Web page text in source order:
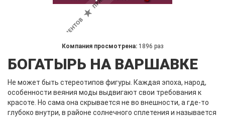
Компания просмотрена: 1896 раз
БОГАТЫРЬ НА ВАРШАВКЕ
Не может быть стереотипов фигуры. Каждая эпоха, народ,
особенности веяния моды выдвигают свои требования к
красоте. Но сама она скрывается не во внешности, а где-то
глубоко внутри, в районе солнечного сплетения и называется